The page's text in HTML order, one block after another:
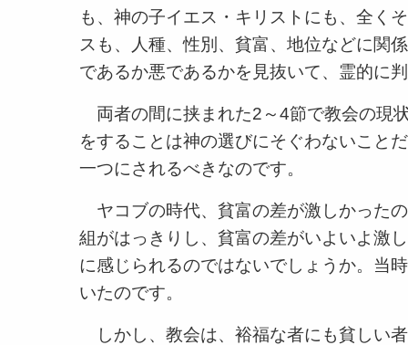
も、神の子イエス・キリストにも、全く
スも、人種、性別、貧富、地位などに関
であるか悪であるかを見抜いて、霊的に
両者の間に挟まれた2～4節で教会の現
をすることは神の選びにそぐわないこと
一つにされるべきなのです。
ヤコブの時代、貧富の差が激しかった
組がはっきりし、貧富の差がいよいよ激
に感じられるのではないでしょうか。当
いたのです。
しかし、教会は、裕福な者にも貧しい